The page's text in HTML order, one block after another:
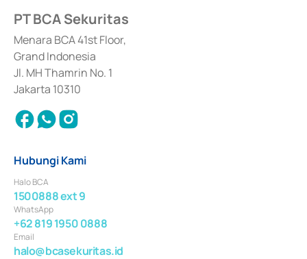
Sertifikat Deposito di Pasar Uang yang izinnya diterbitkan pada tahun 2017
dan izin usaha lainnya dari Bank Indonesia sebagai Lembaga Pendukung
Penerbitan, Transaksi, serta Penatausahaan dan Penyelesaian Transaksi
Surat Berharga Komersial yang izinnya diterbitkan pada tahun 2018.
PT BCA Sekuritas
Menara BCA 41st Floor,
Grand Indonesia
Jl. MH Thamrin No. 1
Jakarta 10310
Hubungi Kami
Halo BCA
1500888 ext 9
WhatsApp
+62 819 1950 0888
Email
halo@bcasekuritas.id